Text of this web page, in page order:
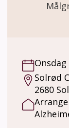
med og
er FC
tidligt
pårørende med. Der tages
enkelt
Solrød
2680